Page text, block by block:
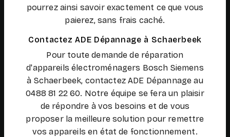
pourrez ainsi savoir exactement ce que vous
paierez, sans frais caché.
Contactez ADE Dépannage à Schaerbeek
Pour toute demande de réparation
d'appareils électroménagers Bosch Siemens
à Schaerbeek, contactez ADE Dépannage au
0488 81 22 60. Notre équipe se fera un plaisir
de répondre à vos besoins et de vous
proposer la meilleure solution pour remettre
vos appareils en état de fonctionnement.